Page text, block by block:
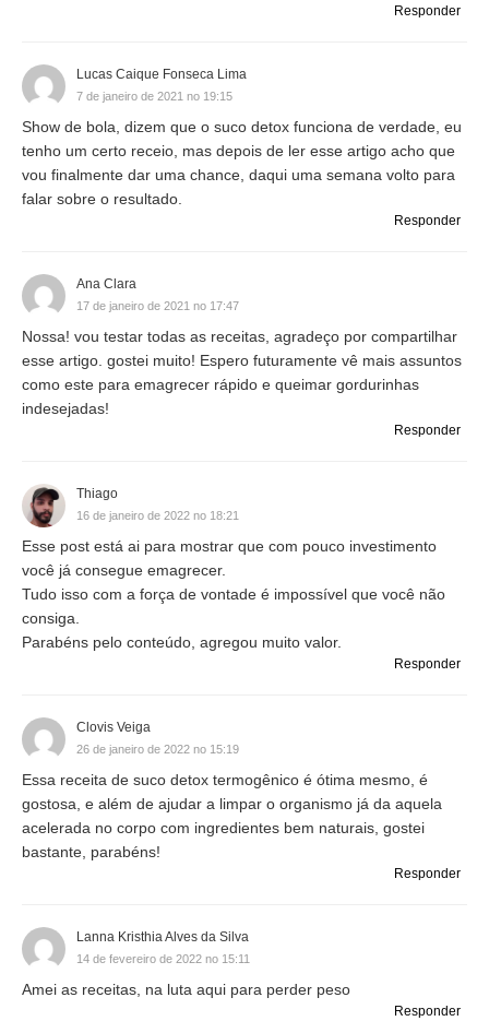
Responder
Lucas Caique Fonseca Lima
7 de janeiro de 2021 no 19:15
Show de bola, dizem que o suco detox funciona de verdade, eu
tenho um certo receio, mas depois de ler esse artigo acho que
vou finalmente dar uma chance, daqui uma semana volto para
falar sobre o resultado.
Responder
Ana Clara
17 de janeiro de 2021 no 17:47
Nossa! vou testar todas as receitas, agradeço por compartilhar
esse artigo. gostei muito! Espero futuramente vê mais assuntos
como este para emagrecer rápido e queimar gordurinhas
indesejadas!
Responder
Thiago
16 de janeiro de 2022 no 18:21
Esse post está ai para mostrar que com pouco investimento
você já consegue emagrecer.
Tudo isso com a força de vontade é impossível que você não
consiga.
Parabéns pelo conteúdo, agregou muito valor.
Responder
Clovis Veiga
26 de janeiro de 2022 no 15:19
Essa receita de suco detox termogênico é ótima mesmo, é
gostosa, e além de ajudar a limpar o organismo já da aquela
acelerada no corpo com ingredientes bem naturais, gostei
bastante, parabéns!
Responder
Lanna Kristhia Alves da Silva
14 de fevereiro de 2022 no 15:11
Amei as receitas, na luta aqui para perder peso
Responder